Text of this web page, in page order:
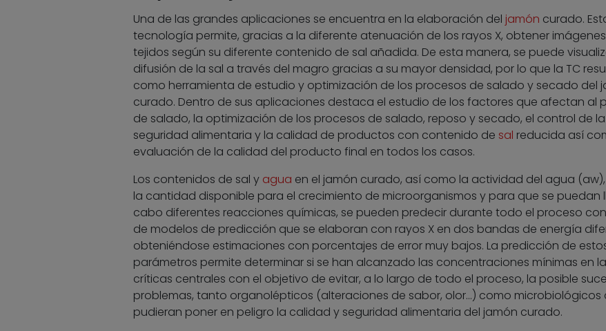
Una de las grandes aplicaciones se encuentra en la elaboración del jamón curado.
tecnología permite, gracias a la diferente atenuación de los rayos X, obtener
tejidos según su diferente contenido de sal añadida. De esta manera, se puede
difusión de la sal a través del magro gracias a su mayor densidad, por lo que la TC
como herramienta de estudio y optimización de los procesos de salado y secado del
curado. Dentro de sus aplicaciones destaca el estudio de los factores que afectan al
de salado, la optimización de los procesos de salado, reposo y secado, el control de la
seguridad alimentaria y la calidad de productos con contenido de sal reducida así
evaluación de la calidad del producto final en todos los casos.
Los contenidos de sal y agua en el jamón curado, así como la actividad del agua (aw),
la cantidad disponible para el crecimiento de microorganismos y para que se puedan
cabo diferentes reacciones químicas, se pueden predecir durante todo el proceso
de modelos de predicción que se elaboran con rayos X en dos bandas de energía
obteniéndose estimaciones con porcentajes de error muy bajos. La predicción de
parámetros permite determinar si se han alcanzado las concentraciones mínimas en
críticas centrales con el objetivo de evitar, a lo largo de todo el proceso, la posible
problemas, tanto organolépticos (alteraciones de sabor, olor…) como microbiológicos
pudieran poner en peligro la calidad y seguridad alimentaria del jamón curado.